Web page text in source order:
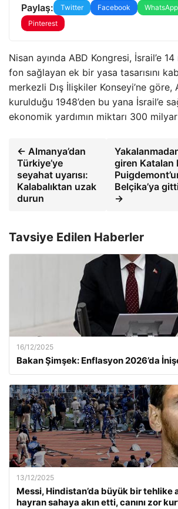
Paylaş: Twitter Facebook WhatsApp
Pinterest
Nisan ayında ABD Kongresi, İsrail’e
fon sağlayan ek bir yasa tasarısını
merkezli Dış İlişkiler Konseyi’ne göre,
kurulduğu 1948’den bu yana İsrail’e
ekonomik yardımın miktarı 300
← Almanya’dan
Türkiye’ye
seyahat uyarısı:
Kalabalıktan uzak
durun
giren Katalan
Belçika’ya
→
Tavsiye Edilen Haberler
16/12/2025
Bakan Şimşek: Enflasyon 2026’da
13/12/2025
Messi, Hindistan’da büyük bir tehlike
hayran sahaya akın etti, canını zor